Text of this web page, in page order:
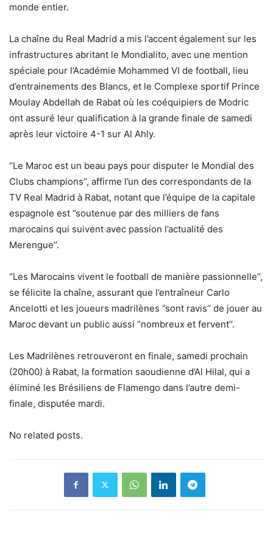
monde entier.
La chaîne du Real Madrid a mis l’accent également sur les
infrastructures abritant le Mondialito, avec une mention
spéciale pour l’Académie Mohammed VI de football, lieu
d’entrainements des Blancs, et le Complexe sportif Prince
Moulay Abdellah de Rabat où les coéquipiers de Modric
ont assuré leur qualification à la grande finale de samedi
après leur victoire 4-1 sur Al Ahly.
‘’Le Maroc est un beau pays pour disputer le Mondial des
Clubs champions’’, affirme l’un des correspondants de la
TV Real Madrid à Rabat, notant que l’équipe de la capitale
espagnole est ‘’soutenue par des milliers de fans
marocains qui suivent avec passion l’actualité des
Merengue’’.
‘’Les Marocains vivent le football de manière passionnelle’’,
se félicite la chaîne, assurant que l’entraîneur Carlo
Ancelotti et les joueurs madrilènes ‘’sont ravis’’ de jouer au
Maroc devant un public aussi ‘’nombreux et fervent’’.
Les Madrilènes retrouveront en finale, samedi prochain
(20h00) à Rabat, la formation saoudienne d’Al Hilal, qui a
éliminé les Brésiliens de Flamengo dans l’autre demi-
finale, disputée mardi.
No related posts.